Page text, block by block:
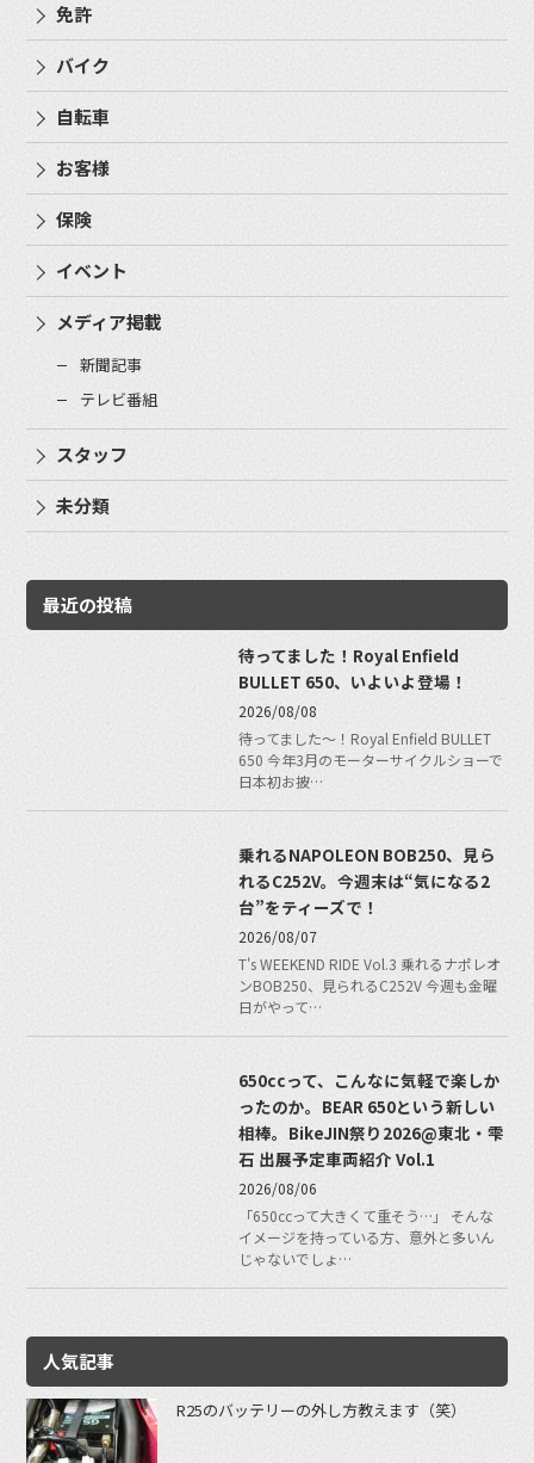
免許
バイク
自転車
お客様
保険
イベント
メディア掲載
新聞記事
テレビ番組
スタッフ
未分類
最近の投稿
待ってました！Royal Enfield
BULLET 650、いよいよ登場！
2026/08/08
待ってました〜！Royal Enfield BULLET
650 今年3月のモーターサイクルショーで
日本初お披…
乗れるNAPOLEON BOB250、見ら
れるC252V。今週末は“気になる2
台”をティーズで！
2026/08/07
T's WEEKEND RIDE Vol.3 乗れるナポレオ
ンBOB250、見られるC252V 今週も金曜
日がやって…
650ccって、こんなに気軽で楽しか
ったのか。BEAR 650という新しい
相棒。BikeJIN祭り2026@東北・雫
石 出展予定車両紹介 Vol.1
2026/08/06
「650ccって大きくて重そう…」 そんな
イメージを持っている方、意外と多いん
じゃないでしょ…
人気記事
R25のバッテリーの外し方教えます（笑）